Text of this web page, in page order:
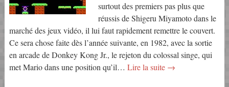
surtout des premiers pas plus que
réussis de Shigeru Miyamoto dans le
marché des jeux vidéo, il lui faut rapidement remettre le couvert.
Ce sera chose faite dès l’année suivante, en 1982, avec la sortie
en arcade de Donkey Kong Jr., le rejeton du colossal singe, qui
met Mario dans une position qu’il… Lire la suite →